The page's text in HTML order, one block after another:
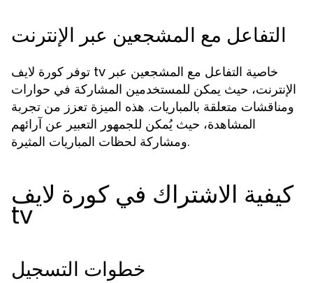
التفاعل مع المشجعين عبر الإنترنت
توفر كورة لايف tv خاصية التفاعل مع المشجعين عبر
الإنترنت، حيث يمكن للمستخدمين المشاركة في حوارات
ومناقشات متعلقة بالمباريات. هذه الميزة تعزز من تجربة
المشاهدة، حيث يُمكن للجمهور التعبير عن آرائهم
ومشاركة لحظات المباريات المثيرة.
كيفية الاشتراك في كورة لايف
tv
خطوات التسجيل